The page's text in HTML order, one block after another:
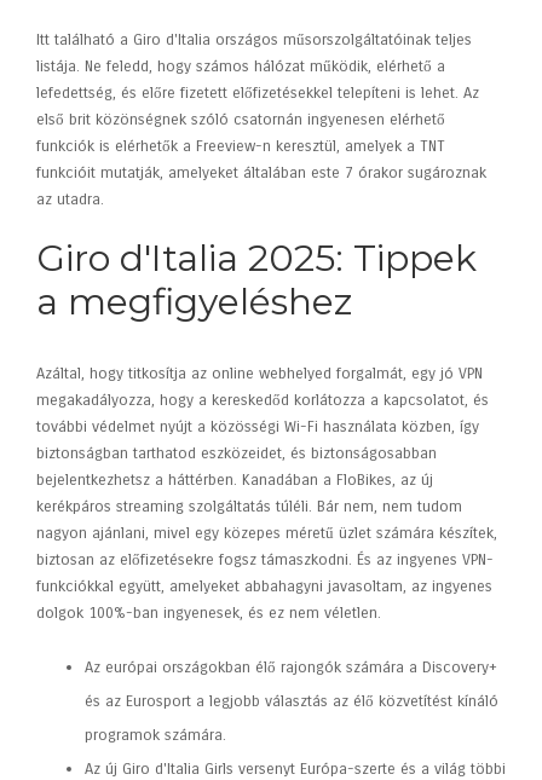
Itt található a Giro d'Italia országos műsorszolgáltatóinak teljes
listája. Ne feledd, hogy számos hálózat működik, elérhető a
lefedettség, és előre fizetett előfizetésekkel telepíteni is lehet. Az
első brit közönségnek szóló csatornán ingyenesen elérhető
funkciók is elérhetők a Freeview-n keresztül, amelyek a TNT
funkcióit mutatják, amelyeket általában este 7 órakor sugároznak
az utadra.
Giro d'Italia 2025: Tippek
a megfigyeléshez
Azáltal, hogy titkosítja az online webhelyed forgalmát, egy jó VPN
megakadályozza, hogy a kereskedőd korlátozza a kapcsolatot, és
további védelmet nyújt a közösségi Wi-Fi használata közben, így
biztonságban tarthatod eszközeidet, és biztonságosabban
bejelentkezhetsz a háttérben. Kanadában a FloBikes, az új
kerékpáros streaming szolgáltatás túléli. Bár nem, nem tudom
nagyon ajánlani, mivel egy közepes méretű üzlet számára készítek,
biztosan az előfizetésekre fogsz támaszkodni. És az ingyenes VPN-
funkciókkal együtt, amelyeket abbahagyni javasoltam, az ingyenes
dolgok 100%-ban ingyenesek, és ez nem véletlen.
Az európai országokban élő rajongók számára a Discovery+
és az Eurosport a legjobb választás az élő közvetítést kínáló
programok számára.
Az új Giro d'Italia Girls versenyt Európa-szerte és a világ többi